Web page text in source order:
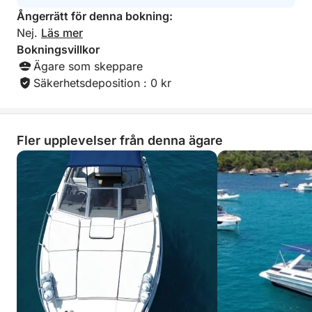
hytt utrustad med kylskåp, dusch och toalett. En
bred badplattform ger enkel tillgång till havet.
För att förbättra din upplevelse ingår
snorkelutrustning, och ytterligare aktiviteter som
ståpaddling och transparent kajak finns tillgängliga
på begäran. Ett Bluetooth-ljudsystem låter dig njuta
Du kan ta med egen mat och dryck eller välja
catering ombord eller restaurangrekommendationer.
Observera att bränsle ingår för Monaco-rutten,
medan alternativa destinationer kan medföra extra
kostnader.
Denna upplevelse erbjuder den perfekta
kombinationen av avkoppling, utforskning och
Ångerrätt för denna bokning:
Nej. Läs mer
Bokningsvillkor
Ägare som skeppare
Säkerhetsdeposition : 0 kr
Fler upplevelser från denna ägare